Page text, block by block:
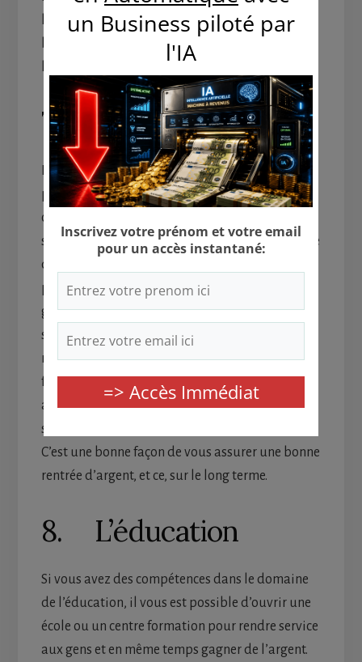
l’immobilier inaccessibles. Les parking sont une
bonne option pour ceux qui possèdent moins de
7. La franchise
Les petites franchises constituent un bon moyen
pour placer 2000, 3000 ou 5000 euros. Ce
concept consiste à créer une structure liée à une
société ou un établissement permettant ce genre
de business. Quand le processus pour la mise en
place de la franchise respecte les normes, vous
gagnez le droit de vendre les produits et les
services de la société mère. En réalité, vous la
représentez à titre d’établissement annexe et
faites du profit grâce à son appui. Parmi vos
avantages, vous jouissez de la notoriété de la
société mère et attirez facilement la clientèle.
C’est une bonne façon de vous assurer une bonne
rentrée d’argent, et ce, sur le long terme.
8. L’éducation
Si vous avez des compétences dans le domaine
de l’éducation, il vous est possible d’ouvrir une
école ou un centre formation pour rendre service
aux gens et en même temps gagner de l’argent.